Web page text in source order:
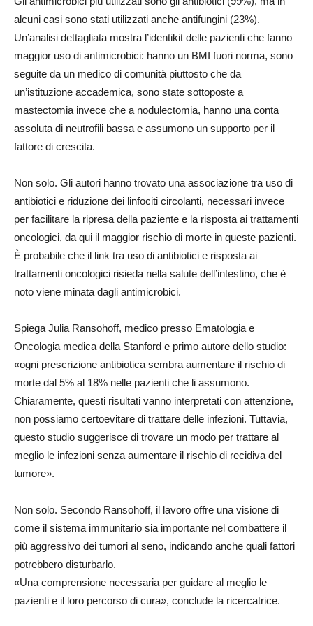
alcuni casi sono stati utilizzati anche antifungini (23%).
Un’analisi dettagliata mostra l’identikit delle pazienti che fanno
maggior uso di antimicrobici: hanno un BMI fuori norma, sono
seguite da un medico di comunità piuttosto che da
un’istituzione accademica, sono state sottoposte a
mastectomia invece che a nodulectomia, hanno una conta
assoluta di neutrofili bassa e assumono un supporto per il
fattore di crescita.
Non solo. Gli autori hanno trovato una associazione tra uso di
antibiotici e riduzione dei linfociti circolanti, necessari invece
per facilitare la ripresa della paziente e la risposta ai trattamenti
oncologici, da qui il maggior rischio di morte in queste pazienti.
È probabile che il link tra uso di antibiotici e risposta ai
trattamenti oncologici risieda nella salute dell’intestino, che è
noto viene minata dagli antimicrobici.
Spiega Julia Ransohoff, medico presso Ematologia e
Oncologia medica della Stanford e primo autore dello studio:
«ogni prescrizione antibiotica sembra aumentare il rischio di
morte dal 5% al 18% nelle pazienti che li assumono.
Chiaramente, questi risultati vanno interpretati con attenzione,
non possiamo certoevitare di trattare delle infezioni. Tuttavia,
questo studio suggerisce di trovare un modo per trattare al
meglio le infezioni senza aumentare il rischio di recidiva del
tumore».
Non solo. Secondo Ransohoff, il lavoro offre una visione di
come il sistema immunitario sia importante nel combattere il
più aggressivo dei tumori al seno, indicando anche quali fattori
potrebbero disturbarlo.
«Una comprensione necessaria per guidare al meglio le
pazienti e il loro percorso di cura», conclude la ricercatrice.